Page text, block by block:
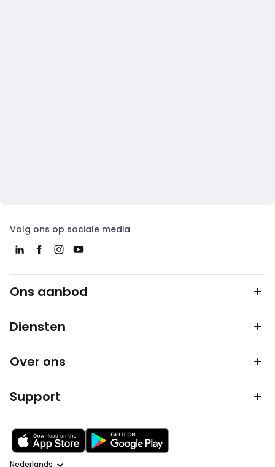
Volg ons op sociale media
Ons aanbod
Diensten
Over ons
Support